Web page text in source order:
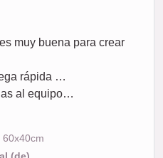
muy buena para crear
rápida …
al equipo…